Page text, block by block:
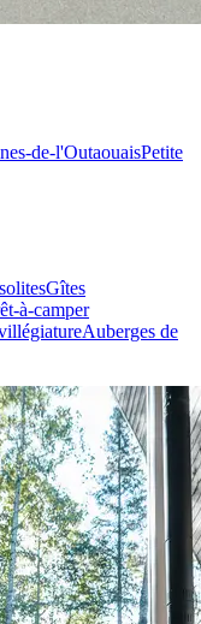
de-l'OutaouaisPetite
Gîtes
à-camper
Auberges de